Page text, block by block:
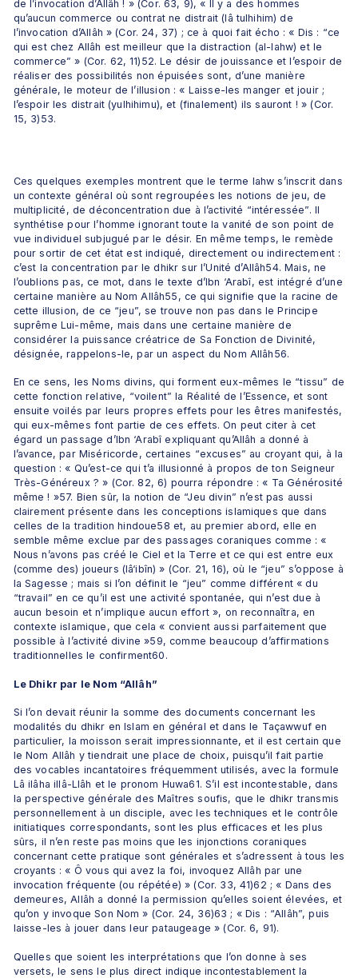
de l’invocation d’Allâh ! » (Cor. 63, 9), « Il y a des hommes
qu’aucun commerce ou contrat ne distrait (lâ tulhihim) de
l’invocation d’Allâh » (Cor. 24, 37) ; ce à quoi fait écho : « Dis : “ce
qui est chez Allâh est meilleur que la distraction (al-lahw) et le
commerce” » (Cor. 62, 11)52. Le désir de jouissance et l’espoir de
réaliser des possibilités non épuisées sont, d’une manière
générale, le moteur de l’illusion : « Laisse-les manger et jouir ;
l’espoir les distrait (yulhihimu), et (finalement) ils sauront ! » (Cor.
15, 3)53.
Ces quelques exemples montrent que le terme lahw s’inscrit dans
un contexte général où sont regroupées les notions de jeu, de
multiplicité, de déconcentration due à l’activité “intéressée”. Il
synthétise pour l’homme ignorant toute la vanité de son point de
vue individuel subjugué par le désir. En même temps, le remède
pour sortir de cet état est indiqué, directement ou indirectement :
c’est la concentration par le dhikr sur l’Unité d’Allâh54. Mais, ne
l’oublions pas, ce mot, dans le texte d’Ibn ‘Arabî, est intégré d’une
certaine manière au Nom Allâh55, ce qui signifie que la racine de
cette illusion, de ce “jeu”, se trouve non pas dans le Principe
suprême Lui-même, mais dans une certaine manière de
considérer la puissance créatrice de Sa Fonction de Divinité,
désignée, rappelons-le, par un aspect du Nom Allâh56.
En ce sens, les Noms divins, qui forment eux-mêmes le “tissu” de
cette fonction relative, “voilent” la Réalité de l’Essence, et sont
ensuite voilés par leurs propres effets pour les êtres manifestés,
qui eux-mêmes font partie de ces effets. On peut citer à cet
égard un passage d’Ibn ‘Arabî expliquant qu’Allâh a donné à
l’avance, par Miséricorde, certaines “excuses” au croyant qui, à la
question : « Qu’est-ce qui t’a illusionné à propos de ton Seigneur
Très-Généreux ? » (Cor. 82, 6) pourra répondre : « Ta Générosité
même ! »57. Bien sûr, la notion de “Jeu divin” n’est pas aussi
clairement présente dans les conceptions islamiques que dans
celles de la tradition hindoue58 et, au premier abord, elle en
semble même exclue par des passages coraniques comme : «
Nous n’avons pas créé le Ciel et la Terre et ce qui est entre eux
(comme des) joueurs (lâ‘ibîn) » (Cor. 21, 16), où le “jeu” s’oppose à
la Sagesse ; mais si l’on définit le “jeu” comme différent « du
“travail” en ce qu’il est une activité spontanée, qui n’est due à
aucun besoin et n’implique aucun effort », on reconnaîtra, en
contexte islamique, que cela « convient aussi parfaitement que
possible à l’activité divine »59, comme beaucoup d’affirmations
traditionnelles le confirment60.
Le Dhikr par le Nom “Allâh”
Si l’on devait réunir la somme des documents concernant les
modalités du dhikr en Islam en général et dans le Taçawwuf en
particulier, la moisson serait impressionnante, et il est certain que
le Nom Allâh y tiendrait une place de choix, puisqu’il fait partie
des vocables incantatoires fréquemment utilisés, avec la formule
Lâ ilâha illâ-Llâh et le pronom Huwa61. S’il est incontestable, dans
la perspective générale des Maîtres soufis, que le dhikr transmis
personnellement à un disciple, avec les techniques et le contrôle
initiatiques correspondants, sont les plus efficaces et les plus
sûrs, il n’en reste pas moins que les injonctions coraniques
concernant cette pratique sont générales et s’adressent à tous les
croyants : « Ô vous qui avez la foi, invoquez Allâh par une
invocation fréquente (ou répétée) » (Cor. 33, 41)62 ; « Dans des
demeures, Allâh a donné la permission qu’elles soient élevées, et
qu’on y invoque Son Nom » (Cor. 24, 36)63 ; « Dis : “Allâh”, puis
laisse-les à jouer dans leur pataugeage » (Cor. 6, 91).
Quelles que soient les interprétations que l’on donne à ses
versets, le sens le plus direct indique incontestablement la